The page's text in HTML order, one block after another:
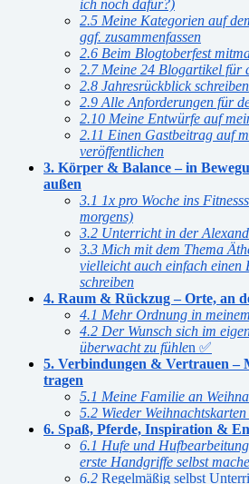
ich noch dafür?)
2.5 Meine Kategorien auf
ggf. zusammenfassen
2.6 Beim Blogtoberfest
2.7 Meine 24 Blogartikel für
2.8 Jahresrückblick schreiben
2.9 Alle Anforderungen für
2.10 Meine Entwürfe auf
2.11 Einen Gastbeitrag auf
veröffentlichen
3. Körper & Balance – in
außen
3.1 1x pro Woche ins
morgens)
3.2 Unterricht in der
3.3 Mich mit dem Thema
vielleicht auch einfach
schreiben
4. Raum & Rückzug – Orte, an
4.1 Mehr Ordnung in
4.2 Der Wunsch sich im
überwacht zu fühlen ✅
5. Verbindungen & Vertrauen –
tragen
5.1 Meine Familie an
5.2 Wieder
6. Spaß, Pferde, Inspiration &
6.1 Hufe und
erste Handgriffe selbst
6.2 Regelmäßig selbst